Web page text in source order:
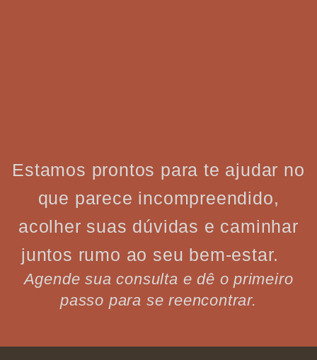
Estamos prontos para te ajudar no
que parece incompreendido,
acolher suas dúvidas e caminhar
juntos rumo ao seu bem-estar.
Agende sua consulta e dê o primeiro
passo para se reencontrar.